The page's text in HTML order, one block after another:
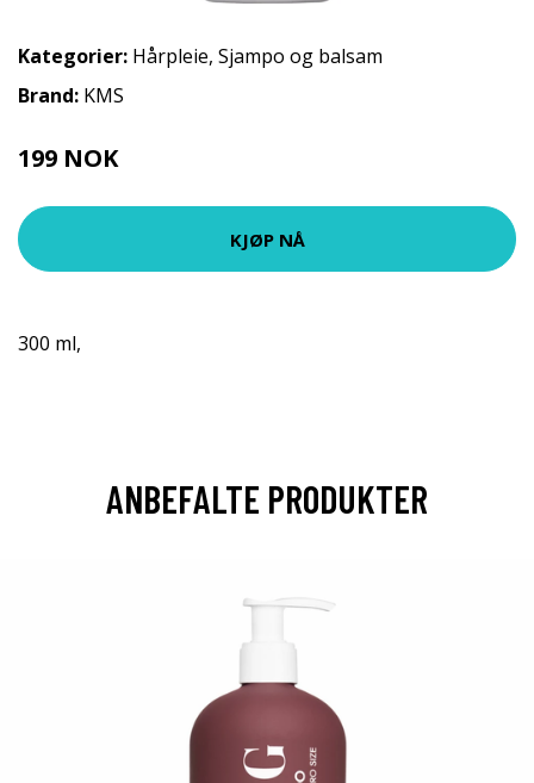
Kategorier: Hårpleie, Sjampo og balsam
Brand: KMS
199 NOK
KJØP NÅ
300 ml,
ANBEFALTE PRODUKTER